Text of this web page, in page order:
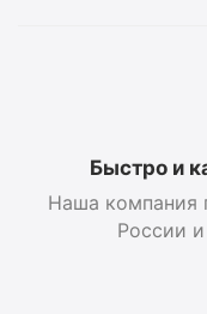
Быстро и
Наша компания
России